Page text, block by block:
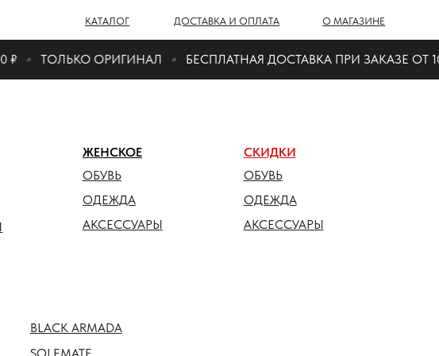
КАТАЛОГ О МАГАЗИНЕ
ДОСТАВКА И ОПЛАТА
ТОЛЬКО ОРИГИНАЛ БЕСПЛАТНАЯ ДОСТАВКА ПРИ ЗАКАЗЕ ОТ 10 000 ₽
АКСЕССУАРЫ
АКСЕССУАРЫ
ОДЕЖДА
JORDAN